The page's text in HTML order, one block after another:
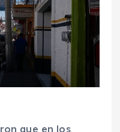
que en los